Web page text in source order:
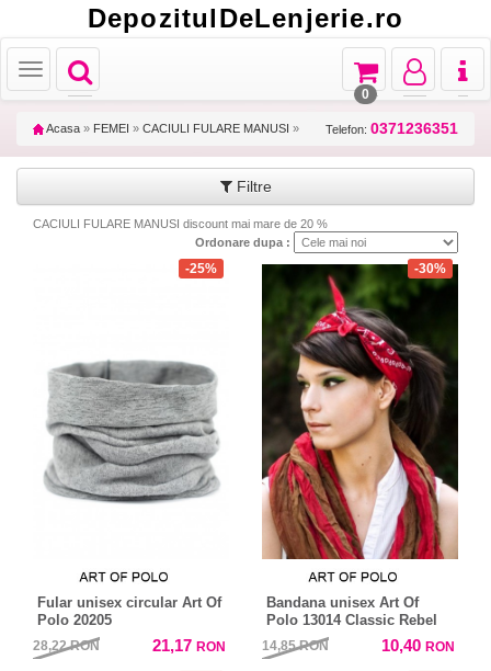
DepozitulDeLenjerie.ro
Toggle
navigation
Toggle
Toggle
navigation
Toggle
navigation
Toggle
navigation
0
Acasa » FEMEI » CACIULI FULARE MANUSI » Telefon: 0371236351
Filtre
CACIULI FULARE MANUSI discount mai mare de 20 %
Ordonare dupa :
-25%
Fular unisex circular Art Of
Polo 20205
28,22RON 21,17 RON
-30%
Bandana unisex Art Of
Polo 13014 Classic Rebel
14,85RON 10,40 RON